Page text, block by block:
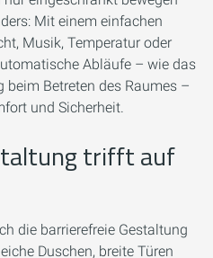
Mit einem einfachen
Musik, Temperatur oder
Abläufe – wie das
beim Betreten des Raumes –
und Sicherheit.
trifft auf
die barrierefreie Gestaltung
Duschen, breite Türen